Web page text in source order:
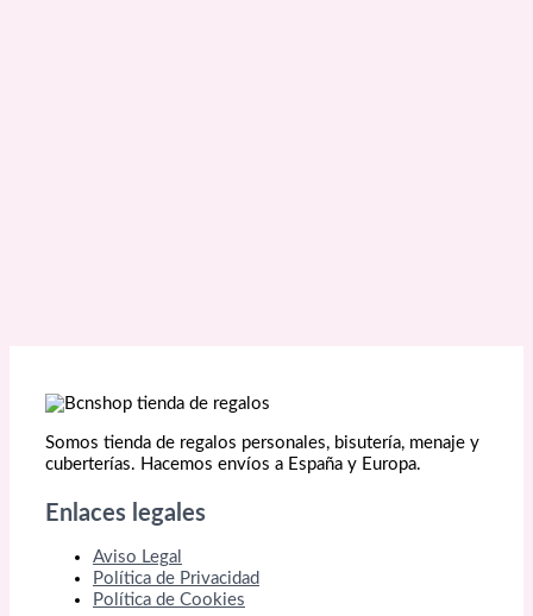
Somos tienda de regalos personales, bisutería, menaje y
cuberterías. Hacemos envíos a España y Europa.
Enlaces legales
Aviso Legal
Política de Privacidad
Política de Cookies